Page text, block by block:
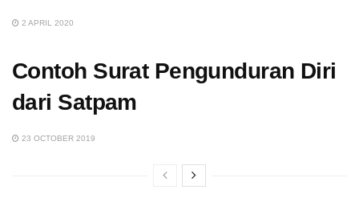
2 APRIL 2020
Contoh Surat Pengunduran Diri
dari Satpam
23 OCTOBER 2019